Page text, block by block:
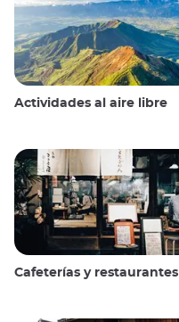
Actividades al aire libre
Cafeterías y restaurantes